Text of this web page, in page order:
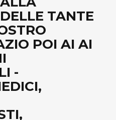
TANTE
POI AI AI
-